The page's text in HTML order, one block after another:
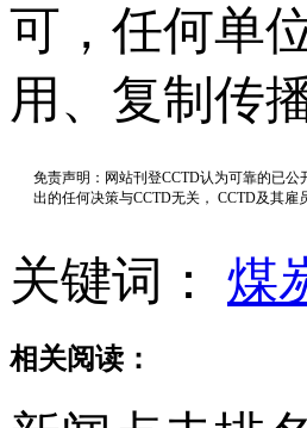
可，任何单
用、复制传
免责声明：网站刊登CCTD认为可靠的已
出的任何决策与CCTD无关， CCTD及其
关键词： 煤
相关阅读：